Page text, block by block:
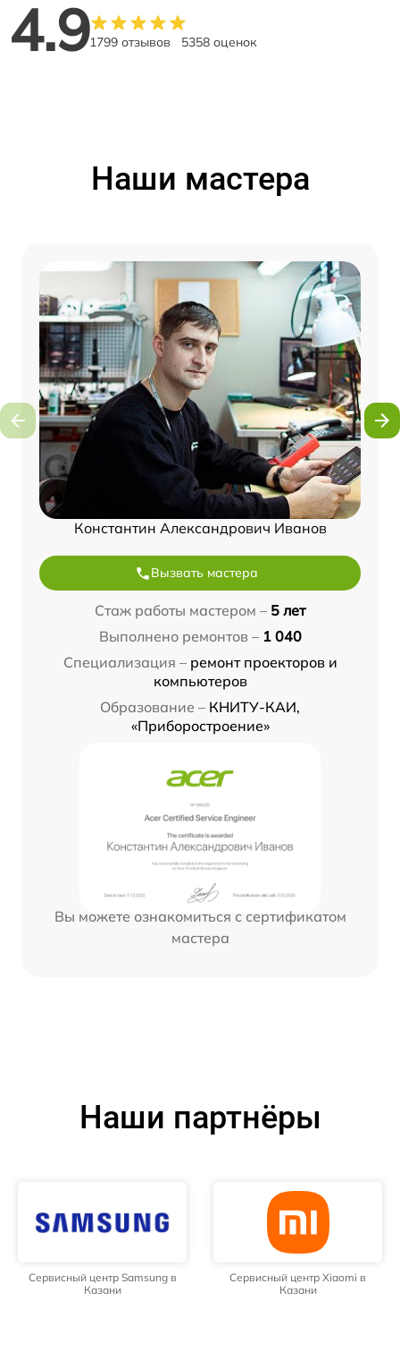
4.91799 отзывов 5358 оценок
Наши мастера
Константин Александрович Иванов
Вызвать мастера
Стаж работы мастером – 5 лет
Выполнено ремонтов – 1 040
Специализация – ремонт проекторов и
компьютеров
Образование – КНИТУ-КАИ,
«Приборостроение»
Вы можете ознакомиться с сертификатом
мастера
Наши партнёры
Сервисный центр Samsung в
Казани
Сервисный центр Xiaomi в
Казани